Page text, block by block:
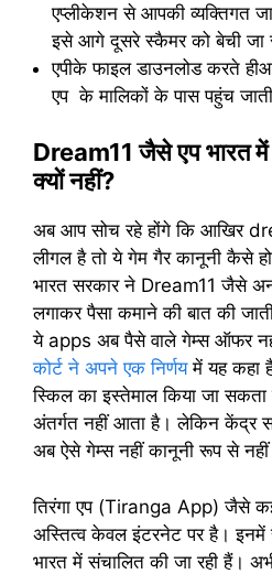
एप्लीकेशन से आपकी व्यक्तिगत
इसे आगे दूसरे स्कैमर को बेची जा
एपीके फाइल डाउनलोड करते
एप के मालिकों के पास पहुंच
Dream11 जैसे एप भारत में
क्यों नहीं?
अब आप सोच रहे होंगे कि आखिर
लीगल है तो ये गेम गैर कानूनी कैसे
भारत सरकार ने Dream11 जैसे
लगाकर पैसा कमाने की बात की
ये apps अब पैसे वाले गेम्स ऑफर
कोर्ट ने अपने एक निर्णयमें यह कहा
स्किल का इस्तेमाल किया जा
अंतर्गत नहीं आता है। लेकिन केंद्र
अब ऐसे गेम्स नहीं कानूनी रूप से
तिरंगा एप (Tiranga App) जैसे कई
अस्तित्व केवल इंटरनेट पर है।
भारत में संचालित की जा रही हैं।